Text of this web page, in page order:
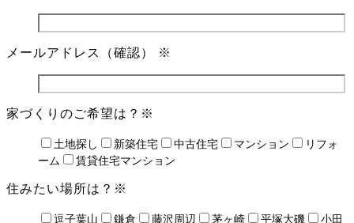
メールアドレス（確認） ※
家づくりのご希望は？ ※
土地探し 新築住宅 中古住宅 マンション
リフォ
ーム
賃貸住宅マンション
住みたい場所は？ ※
逗子葉山 鎌倉 藤沢周辺 茅ヶ崎 平塚大磯
小田